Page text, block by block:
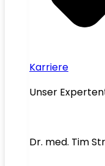
Karriere
Unser
Dr. med. Tim